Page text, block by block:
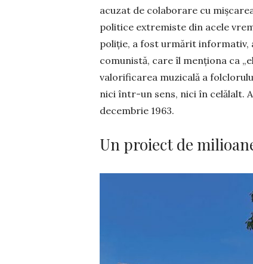
acuzat de colaborare cu
politice extremiste din acele
poliție, a fost urmărit informativ,
comunistă, care îl men­țio­na ca
valorificarea muzicală a
nici într-un sens, nici în celălalt.
decembrie 1963.
Un proiect de